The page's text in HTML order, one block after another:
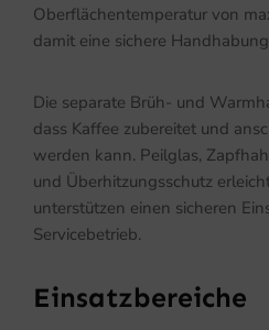
Oberflächentemperatur von
damit eine sichere
Die separate Brüh- und
dass Kaffee zubereitet und
werden kann. Peilglas,
und Überhitzungsschutz
unterstützen einen sicheren
Servicebetrieb.
Einsatzbereiche